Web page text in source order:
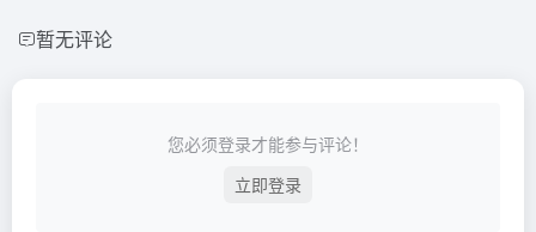
暂无评论
您必须登录才能参与评论！
立即登录